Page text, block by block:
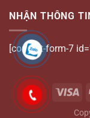
NHẬN THÔNG
[contact-form-7